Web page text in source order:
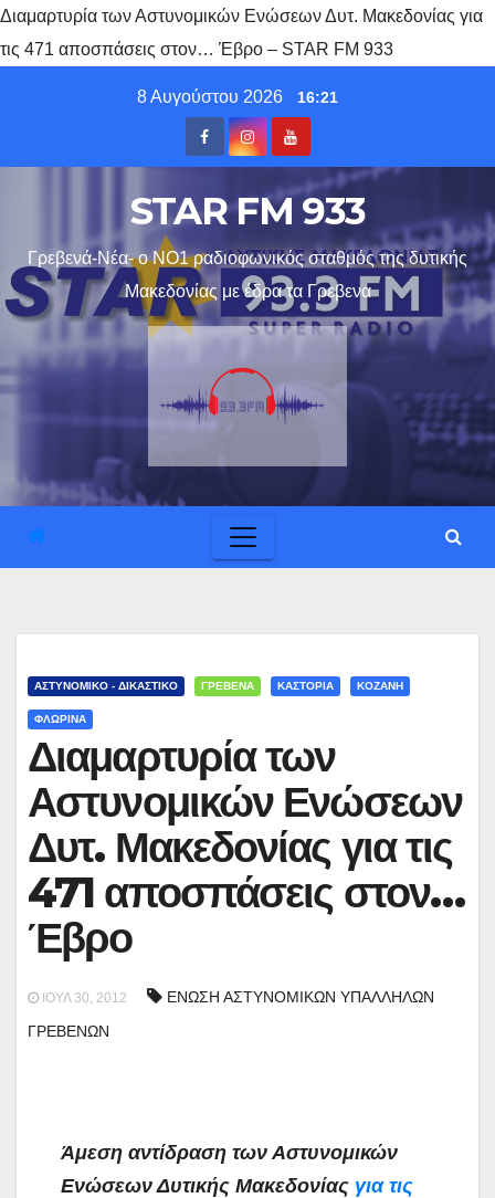
Διαμαρτυρία των Αστυνομικών Ενώσεων Δυτ. Μακεδονίας για
τις 471 αποσπάσεις στον… Έβρο – STAR FM 933
8 Αυγούστου 2026 16:21
STAR FM 933
Γρεβενά-Νέα- ο ΝΟ1 ραδιοφωνικός σταθμός της δυτικής
Μακεδονίας με έδρα τα Γρεβενα
ΑΣΤΥΝΟΜΙΚΟ - ΔΙΚΑΣΤΙΚΟ ΓΡΕΒΕΝΑ ΚΑΣΤΟΡΙΑ ΚΟΖΑΝΗ
ΦΛΩΡΙΝΑ
Διαμαρτυρία των
Αστυνομικών Ενώσεων
Δυτ. Μακεδονίας για τις
471 αποσπάσεις στον…
Έβρο
ΙΟΎΛ 30, 2012
ΕΝΩΣΗ ΑΣΤΥΝΟΜΙΚΩΝ ΥΠΑΛΛΗΛΩΝ
ΓΡΕΒΕΝΩΝ
Άμεση αντίδραση των Αστυνομικών
Ενώσεων Δυτικής Μακεδονίας για τις